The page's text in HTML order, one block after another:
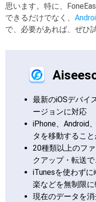
思います。特に、
できるだけでなく、
で、必要があれば、ぜひ
最新のiOSデバイ
ージョンに対応
iPhone、Android
タを移動するこ
20種類以上のフ
クアップ・転送で
iTunesを使わず
楽などを無制限に
現在のデータを